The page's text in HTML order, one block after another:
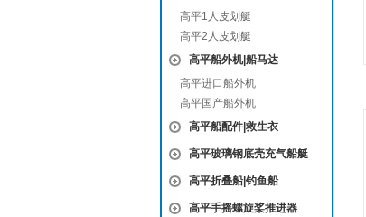
高平1人皮划艇
高平2人皮划艇
高平船外机|船马达
高平进口船外机
高平国产船外机
高平船配件|救生衣
高平玻璃钢底壳充气船艇
高平折叠船|钓鱼船
高平手摇螺旋桨推进器